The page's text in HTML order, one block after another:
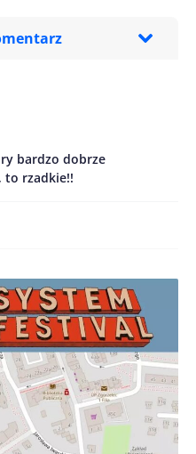
przeglądarce podczas
bardzo dobrze
to rzadkie!!